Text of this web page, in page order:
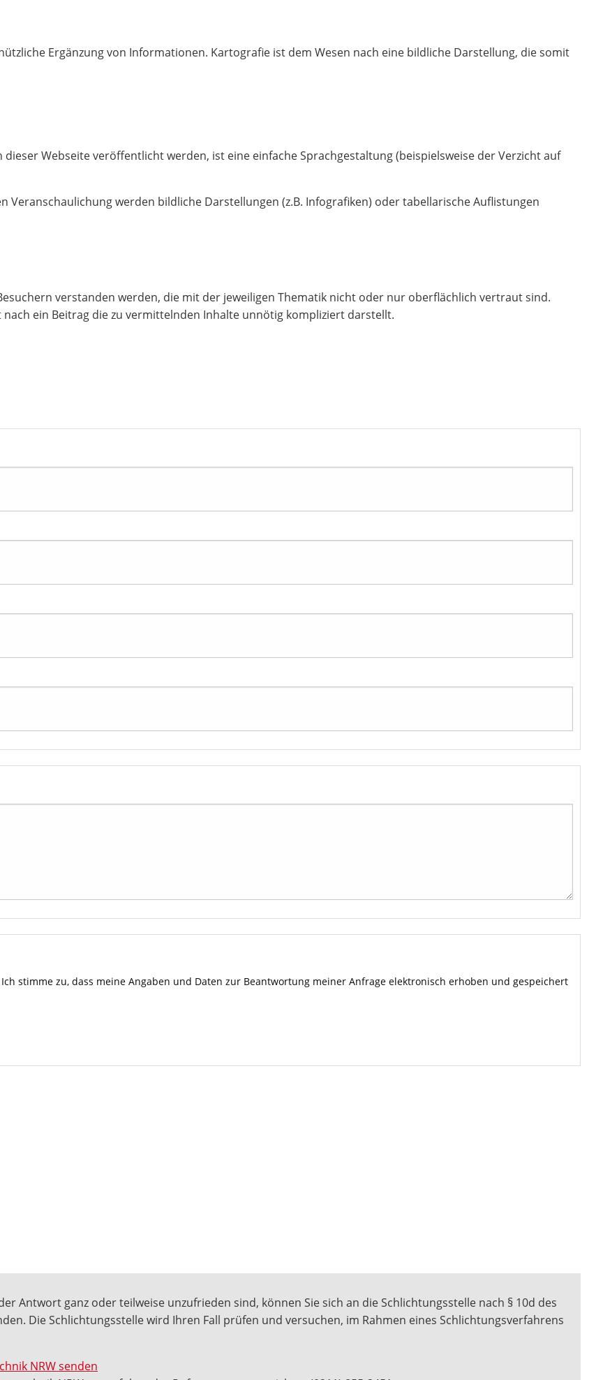
Ergänzung von Informationen. Kartografie ist dem Wesen nach eine bildliche Darstellung, die somit
Webseite veröffentlicht werden, ist eine einfache Sprachgestaltung (beispielsweise der Verzicht auf
Veranschaulichung werden bildliche Darstellungen (z.B. Infografiken) oder tabellarische Auflistungen
verstanden werden, die mit der jeweiligen Thematik nicht oder nur oberflächlich vertraut sind.
ein Beitrag die zu vermittelnden Inhalte unnötig kompliziert darstellt.
stimme zu, dass meine Angaben und Daten zur Beantwortung meiner Anfrage elektronisch erhoben und gespeichert
Antwort ganz oder teilweise unzufrieden sind, können Sie sich an die Schlichtungsstelle nach § 10d des
Die Schlichtungsstelle wird Ihren Fall prüfen und versuchen, im Rahmen eines Schlichtungsverfahrens
NRW senden